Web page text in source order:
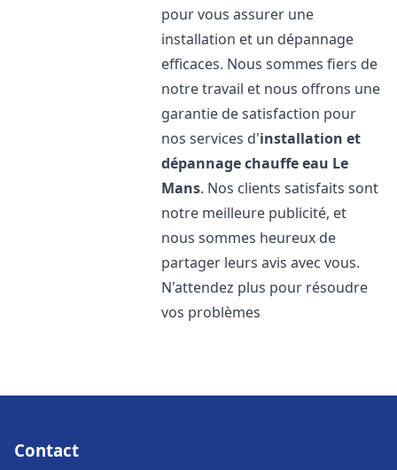
pour vous assurer une
installation et un dépannage
efficaces. Nous sommes fiers de
notre travail et nous offrons une
garantie de satisfaction pour
nos services d'installation et
dépannage chauffe eau Le
Mans. Nos clients satisfaits sont
notre meilleure publicité, et
nous sommes heureux de
partager leurs avis avec vous.
N'attendez plus pour résoudre
vos problèmes
Contact